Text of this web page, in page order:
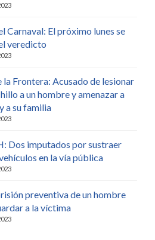
Carnaval: El próximo lunes se
veredicto
la Frontera: Acusado de lesionar
a un hombre y amenazar a
a su familia
Dos imputados por sustraer
en la vía pública
preventiva de un hombre
a la víctima